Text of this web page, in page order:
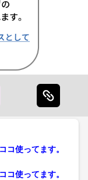
コ使ってます。
コ使ってます。